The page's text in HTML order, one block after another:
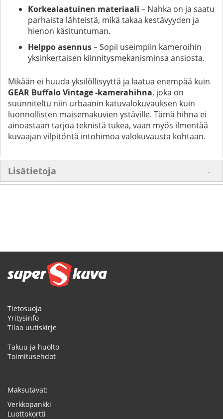
Korkealaatuinen materiaali – Nahka on ja saatu
parhaista lähteistä, mikä takaa kestävyyden ja
hienon käsituntuman.
Helppo asennus– Sopii useimpiin kameroihin
yksinkertaisen kiinnitysmekanisminsa ansiosta.
Mikään ei huuda yksilöllisyyttä ja laatua enempää kuin
GEAR Buffalo Vintage -kamerahihna, joka on
suunniteltu niin urbaanin katuvalokuvauksen kuin
luonnollisten maisemakuvien ystäville. Tämä hihna ei
ainoastaan tarjoa teknistä tukea, vaan myös ilmentää
kuvaajan vilpitöntä intohimoa valokuvausta kohtaan.
Lisätietoja
Tietosuoja
Yritysinfo
Tilaa uutiskirje
Takuu ja huolto
Toimitusehdot
Maksutavat:
Verkkopankki
Luottokortti